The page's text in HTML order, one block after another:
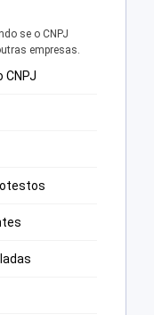
se o CNPJ
empresas.
CNPJ